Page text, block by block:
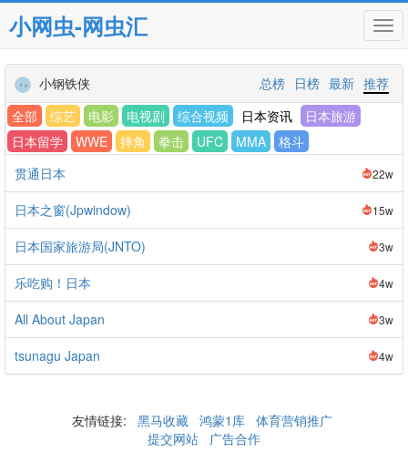
小网虫-网虫汇
小钢铁侠 推荐
最新
日榜
总榜
全部
综艺 电影 电视剧 综合视频 日本资讯
日本旅游
日本留学
WWE 摔角 拳击 UFC MMA
格斗
贯通日本
22w
日本之窗(Jpwindow) 15w
日本国家旅游局(JNTO) 3w
乐吃购！日本 4w
All About Japan 3w
tsunagu Japan 4w
友情链接: 黑马收藏 鸿蒙1库 体育营销推广
提交网站
广告合作